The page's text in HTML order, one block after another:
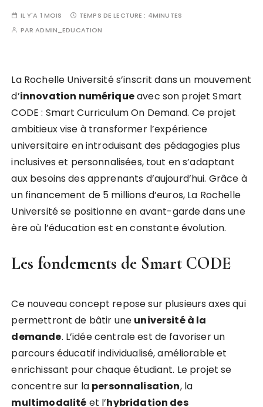
IL Y'A 1 MOIS TEMPS DE LECTURE : 4MINUTES
PARADMIN_EDUCATION
La Rochelle Université s’inscrit dans un mouvement
d’innovation numériqueavec son projet Smart
CODE : Smart Curriculum On Demand. Ce projet
ambitieux vise à transformer l’expérience
universitaire en introduisant des pédagogies plus
inclusives et personnalisées, tout en s’adaptant
aux besoins des apprenants d’aujourd’hui. Grâce à
un financement de 5 millions d’euros, La Rochelle
Université se positionne en avant-garde dans une
ère où l’éducation est en constante évolution.
Les fondements de Smart CODE
Ce nouveau concept repose sur plusieurs axes qui
permettront de bâtir une universitéà la
demande. L’idée centrale est de favoriser un
parcours éducatif individualisé, améliorable et
enrichissant pour chaque étudiant. Le projet se
concentre sur la personnalisation, la
multimodalité et l’hybridation des